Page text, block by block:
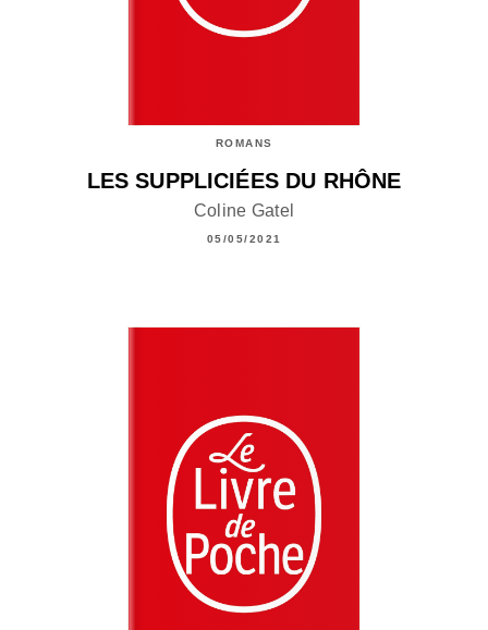
ROMANS
LES SUPPLICIÉES DU RHÔNE
Coline Gatel
05/05/2021